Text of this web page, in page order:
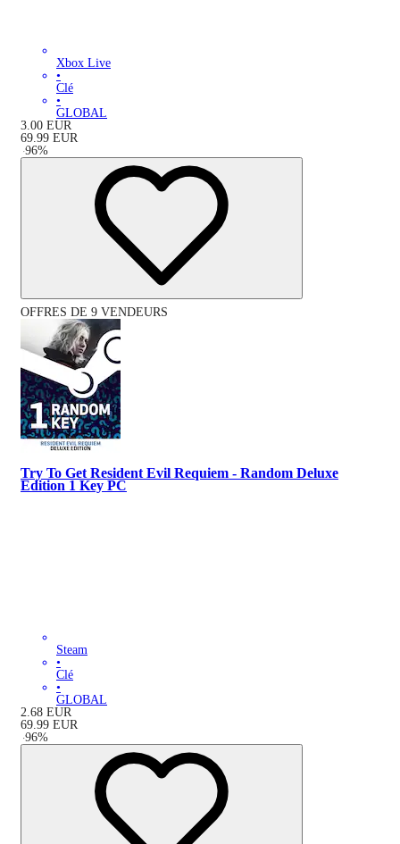
Xbox Live
•
Clé
•
GLOBAL
3.00 EUR
69.99 EUR
-96%
OFFRES DE 9 VENDEURS
Try To Get Resident Evil Requiem - Random Deluxe
Edition 1 Key PC
Steam
•
Clé
•
GLOBAL
2.68 EUR
69.99 EUR
-96%